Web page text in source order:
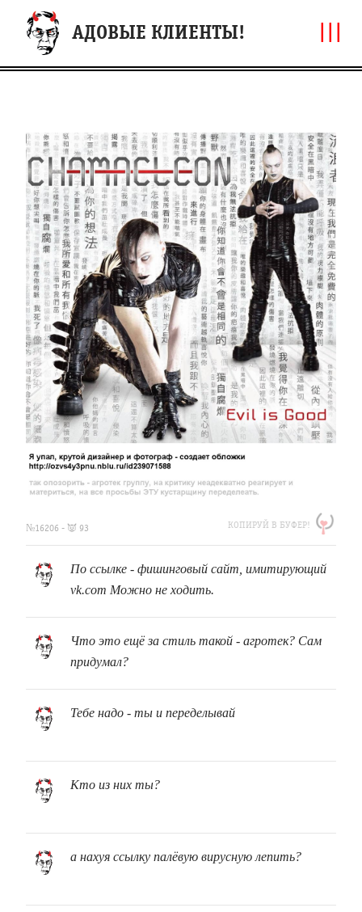
АДОВЫЕ КЛИЕНТЫ!
№16206 - 👿 93 КОПИРУЙ В БУФЕР!
По ссылке - фишинговый сайт, имитирующий
vk.com Можно не ходить.
Что это ещё за стиль такой - агротек? Сам
придумал?
Тебе надо - ты и переделывай
Кто из них ты?
а нахуя ссылку палёвую вирусную лепить?